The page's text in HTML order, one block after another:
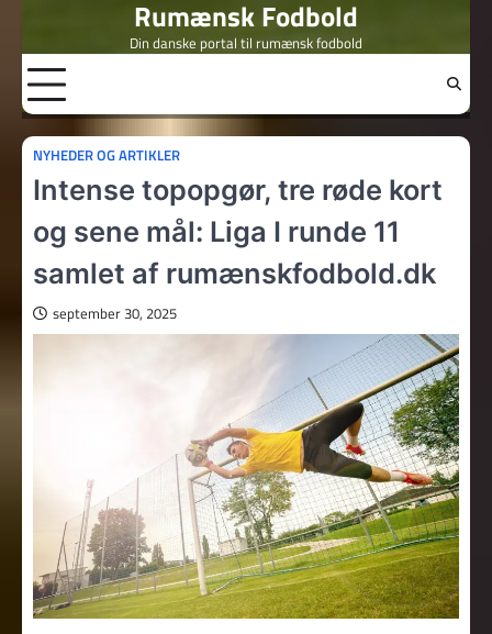
content
Rumænsk Fodbold
Din danske portal til rumænsk fodbold
NYHEDER OG ARTIKLER
Intense topopgør, tre røde kort
og sene mål: Liga I runde 11
samlet af rumænskfodbold.dk
september 30, 2025